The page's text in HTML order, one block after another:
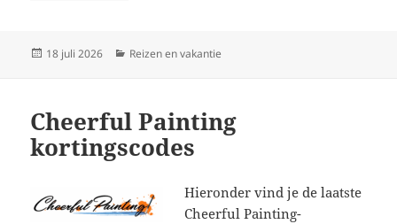
Geplaatst
18 juli 2026 Categorieën
Reizen en vakantie
Cheerful Painting
kortingscodes
Hieronder vind je de laatste
Cheerful Painting-